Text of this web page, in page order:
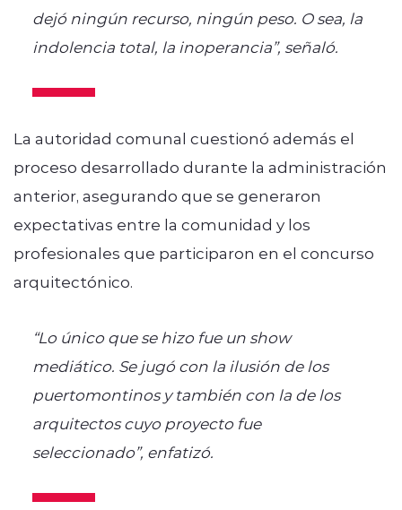
dejó ningún recurso, ningún peso. O sea, la
indolencia total, la inoperancia”, señaló.
La autoridad comunal cuestionó además el
proceso desarrollado durante la administración
anterior, asegurando que se generaron
expectativas entre la comunidad y los
profesionales que participaron en el concurso
arquitectónico.
“Lo único que se hizo fue un show
mediático. Se jugó con la ilusión de los
puertomontinos y también con la de los
arquitectos cuyo proyecto fue
seleccionado”, enfatizó.